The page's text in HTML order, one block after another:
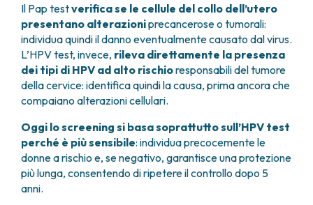
Il Pap testverifica se le cellule del collo dell’utero
presentano alterazioniprecancerose o tumorali:
individua quindi il danno eventualmente causato dal virus.
L’HPV test, invece, rileva direttamente la presenza
dei tipi di HPV ad alto rischioresponsabili del tumore
della cervice: identifica quindi la causa, prima ancora che
compaiano alterazioni cellulari.
Oggi lo screening si basa soprattutto sull’HPV test
perché è più sensibile: individua precocemente le
donne a rischio e, se negativo, garantisce una protezione
più lunga, consentendo di ripetere il controllo dopo 5
anni.